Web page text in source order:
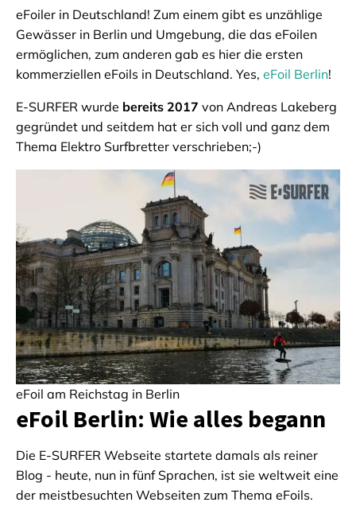
eFoiler in Deutschland! Zum einem gibt es unzählige
Gewässer in Berlin und Umgebung, die das eFoilen
ermöglichen, zum anderen gab es hier die ersten
kommerziellen eFoils in Deutschland. Yes, eFoil Berlin!
E-SURFER wurde bereits 2017 von Andreas Lakeberg
gegründet und seitdem hat er sich voll und ganz dem
Thema Elektro Surfbretter verschrieben;-)
eFoil am Reichstag in Berlin
eFoil Berlin: Wie alles begann
Die E-SURFER Webseite startete damals als reiner
Blog - heute, nun in fünf Sprachen, ist sie weltweit eine
der meistbesuchten Webseiten zum Thema eFoils.